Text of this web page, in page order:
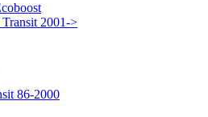
2001->
86-2000